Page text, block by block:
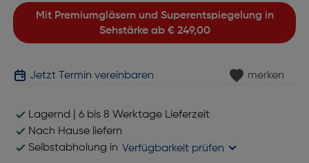
Mit Premiumgläsern und Superentspiegelung in
Sehstärke ab € 249,00
Jetzt Termin vereinbaren merken
Lagernd | 6 bis 8 Werktage Lieferzeit
Nach Hause liefern
Selbstabholung in Verfügbarkeit prüfen